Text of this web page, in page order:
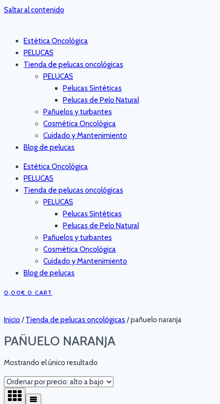
Saltar al contenido
Estética Oncológica
PELUCAS
Tienda de pelucas oncológicas
PELUCAS
Pelucas Sintéticas
Pelucas de Pelo Natural
Pañuelos y turbantes
Cosmética Oncológica
Cuidado y Mantenimiento
Blog de pelucas
Estética Oncológica
PELUCAS
Tienda de pelucas oncológicas
PELUCAS
Pelucas Sintéticas
Pelucas de Pelo Natural
Pañuelos y turbantes
Cosmética Oncológica
Cuidado y Mantenimiento
Blog de pelucas
0,00€ 0 CART
Inicio / Tienda de pelucas oncológicas /pañuelo naranja
PAÑUELO NARANJA
Mostrando el único resultado